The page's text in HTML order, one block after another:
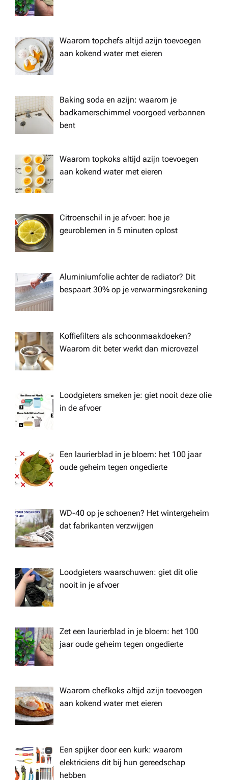
Waarom topchefs altijd azijn toevoegen
aan kokend water met eieren
Baking soda en azijn: waarom je
badkamerschimmel voorgoed verbannen
bent
Waarom topkoks altijd azijn toevoegen
aan kokend water met eieren
Citroenschil in je afvoer: hoe je
geuroblemen in 5 minuten oplost
Aluminiumfolie achter de radiator? Dit
bespaart 30% op je verwarmingsrekening
Koffiefilters als schoonmaakdoeken?
Waarom dit beter werkt dan microvezel
Loodgieters smeken je: giet nooit deze olie
in de afvoer
Een laurierblad in je bloem: het 100 jaar
oude geheim tegen ongedierte
WD-40 op je schoenen? Het wintergeheim
dat fabrikanten verzwijgen
Loodgieters waarschuwen: giet dit olie
nooit in je afvoer
Zet een laurierblad in je bloem: het 100
jaar oude geheim tegen ongedierte
Waarom chefkoks altijd azijn toevoegen
aan kokend water met eieren
Een spijker door een kurk: waarom
elektriciens dit bij hun gereedschap
hebben